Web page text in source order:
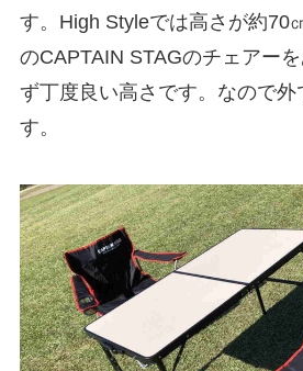
す。High Styleでは高さが約70
のCAPTAIN STAGのチェアー
ず丁度良い高さです。なので外
す。